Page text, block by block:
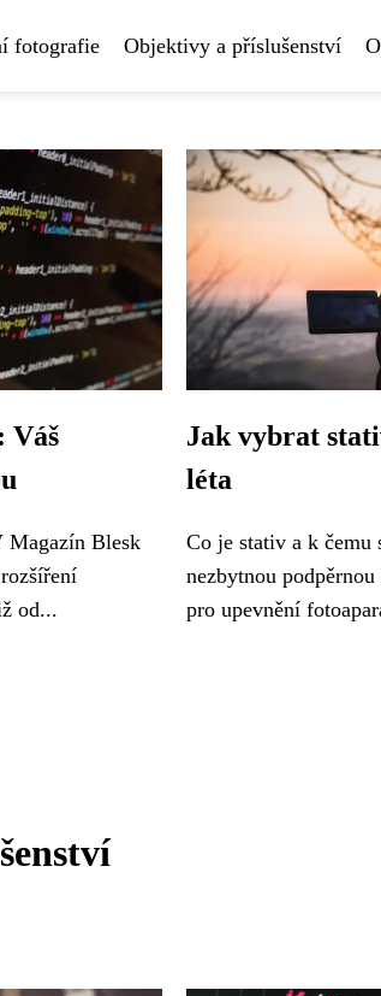
fotografie Objektivy a příslušenství
Váš
Magazín Blesk
od...
Jak vybrat
léta
Co je stativ a k čemu
nezbytnou
pro upevnění